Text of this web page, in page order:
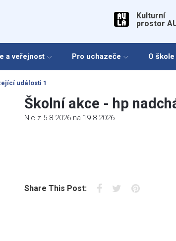
Kulturní
prostor
a veřejnost Pro uchazeče O škole
události 1
Školní akce - hp
Nic z 5.8.2026 na 19.8.2026.
Share This Post: Facebook
TwitterPinterest